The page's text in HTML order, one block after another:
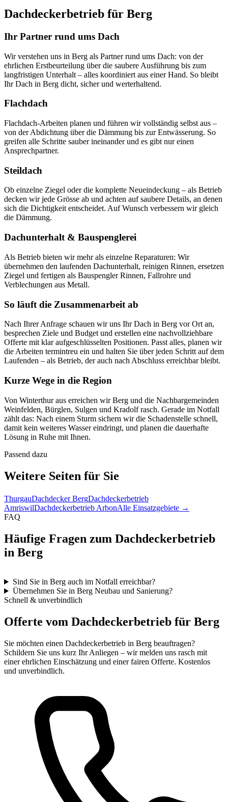
Dachdeckerbetrieb für Berg
Ihr Partner rund ums Dach
Wir verstehen uns in Berg als Partner rund ums Dach: von der
ehrlichen Erstbeurteilung über die saubere Ausführung bis zum
langfristigen Unterhalt – alles koordiniert aus einer Hand. So bleibt
Ihr Dach in Berg dicht, sicher und werterhaltend.
Flachdach
Flachdach-Arbeiten planen und führen wir vollständig selbst aus –
von der Abdichtung über die Dämmung bis zur Entwässerung. So
greifen alle Schritte sauber ineinander und es gibt nur einen
Ansprechpartner.
Steildach
Ob einzelne Ziegel oder die komplette Neueindeckung – als Betrieb
decken wir jede Grösse ab und achten auf saubere Details, an denen
sich die Dichtigkeit entscheidet. Auf Wunsch verbessern wir gleich
die Dämmung.
Dachunterhalt & Bauspenglerei
Als Betrieb bieten wir mehr als einzelne Reparaturen: Wir
übernehmen den laufenden Dachunterhalt, reinigen Rinnen, ersetzen
Ziegel und fertigen als Bauspengler Rinnen, Fallrohre und
Verblechungen aus Metall.
So läuft die Zusammenarbeit ab
Nach Ihrer Anfrage schauen wir uns Ihr Dach in Berg vor Ort an,
besprechen Ziele und Budget und erstellen eine nachvollziehbare
Offerte mit klar aufgeschlüsselten Positionen. Passt alles, planen wir
die Arbeiten termintreu ein und halten Sie über jeden Schritt auf dem
Laufenden – als Betrieb, der auch nach Abschluss erreichbar bleibt.
Kurze Wege in die Region
Von Winterthur aus erreichen wir Berg und die Nachbargemeinden
Weinfelden, Bürglen, Sulgen und Kradolf rasch. Gerade im Notfall
zählt das: Nach einem Sturm sichern wir die Schadenstelle schnell,
damit kein weiteres Wasser eindringt, und planen die dauerhafte
Lösung in Ruhe mit Ihnen.
Passend dazu
Weitere Seiten für Sie
ThurgauDachdecker BergDachdeckerbetrieb
AmriswilDachdeckerbetrieb ArbonAlle Einsatzgebiete →
FAQ
Häufige Fragen zum Dachdeckerbetrieb
in Berg
Sind Sie in Berg auch im Notfall erreichbar?
Übernehmen Sie in Berg Neubau und Sanierung?
Schnell & unverbindlich
Offerte vom Dachdeckerbetrieb für Berg
Sie möchten einen Dachdeckerbetrieb in Berg beauftragen?
Schildern Sie uns kurz Ihr Anliegen – wir melden uns rasch mit
einer ehrlichen Einschätzung und einer fairen Offerte. Kostenlos
und unverbindlich.